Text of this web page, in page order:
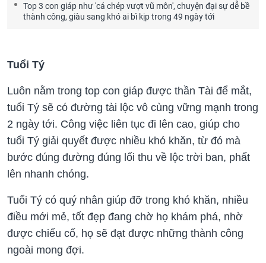
Top 3 con giáp như 'cá chép vượt vũ môn', chuyện đại sự dễ bề
thành công, giàu sang khó ai bì kịp trong 49 ngày tới
Tuổi Tý
Luôn nằm trong top con giáp được thần Tài để mắt,
tuổi Tý sẽ có đường tài lộc vô cùng vững mạnh trong
2 ngày tới. Công việc liên tục đi lên cao, giúp cho
tuổi Tý giải quyết được nhiều khó khăn, từ đó mà
bước đúng đường đúng lối thu về lộc trời ban, phất
lên nhanh chóng.
Tuổi Tý có quý nhân giúp đỡ trong khó khăn, nhiều
điều mới mẻ, tốt đẹp đang chờ họ khám phá, nhờ
được chiếu cố, họ sẽ đạt được những thành công
ngoài mong đợi.